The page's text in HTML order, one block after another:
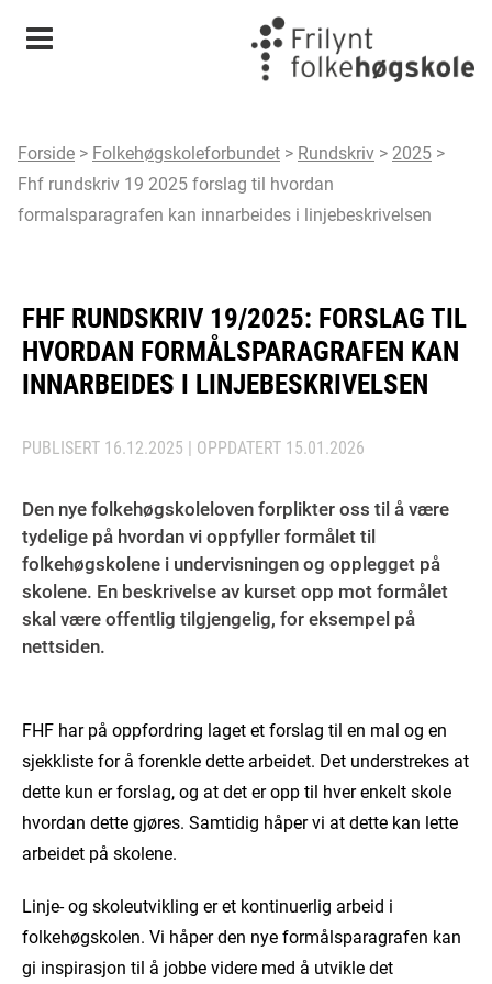
Meny
Forside > Folkehøgskoleforbundet > Rundskriv > 2025 >
Fhf rundskriv 19 2025 forslag til hvordan
formalsparagrafen kan innarbeides i linjebeskrivelsen
FHF RUNDSKRIV 19/2025: FORSLAG TIL
HVORDAN FORMÅLSPARAGRAFEN KAN
INNARBEIDES I LINJEBESKRIVELSEN
PUBLISERT 16.12.2025 | OPPDATERT 15.01.2026
Den nye folkehøgskoleloven forplikter oss til å være
tydelige på hvordan vi oppfyller formålet til
folkehøgskolene i undervisningen og opplegget på
skolene. En beskrivelse av kurset opp mot formålet
skal være offentlig tilgjengelig, for eksempel på
nettsiden.
FHF har på oppfordring laget et forslag til en mal og en
sjekkliste for å forenkle dette arbeidet. Det understrekes at
dette kun er forslag, og at det er opp til hver enkelt skole
hvordan dette gjøres. Samtidig håper vi at dette kan lette
arbeidet på skolene.
Linje- og skoleutvikling er et kontinuerlig arbeid i
folkehøgskolen. Vi håper den nye formålsparagrafen kan
gi inspirasjon til å jobbe videre med å utvikle det